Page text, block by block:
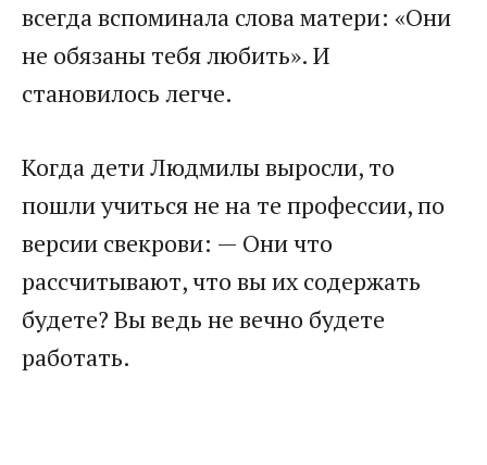
всегда вспоминала слова матери: «Они
не обязаны тебя любить». И
становилось легче.
Когда дети Людмилы выросли, то
пошли учиться не на те профессии, по
версии свекрови: — Они что
рассчитывают, что вы их содержать
будете? Вы ведь не вечно будете
работать.